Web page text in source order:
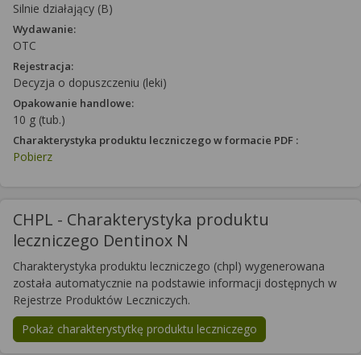
Silnie działający (B)
Wydawanie:
OTC
Rejestracja:
Decyzja o dopuszczeniu (leki)
Opakowanie handlowe:
10 g (tub.)
Charakterystyka produktu leczniczego w formacie PDF :
Pobierz
CHPL - Charakterystyka produktu
leczniczego Dentinox N
Charakterystyka produktu leczniczego (chpl) wygenerowana
została automatycznie na podstawie informacji dostępnych w
Rejestrze Produktów Leczniczych.
Pokaż charakterystytkę produktu leczniczego